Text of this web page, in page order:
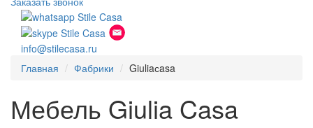
info@stilecasa.ru
Главная
Фабрики Giuliaсasa
Мебель Giulia Casa